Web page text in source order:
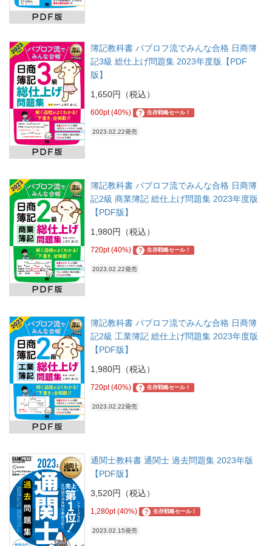
簿記教科書 パブロフ流でみんな合格 日商簿
記3級 総仕上げ問題集 2023年度版【PDF
版】
1,650円（税込）
600pt (40%) ? 生存戦略セール！
2023.02.22発売
簿記教科書 パブロフ流でみんな合格 日商簿
記2級 商業簿記 総仕上げ問題集 2023年度版
【PDF版】
1,980円（税込）
720pt (40%) ? 生存戦略セール！
2023.02.22発売
簿記教科書 パブロフ流でみんな合格 日商簿
記2級 工業簿記 総仕上げ問題集 2023年度版
【PDF版】
1,980円（税込）
720pt (40%) ? 生存戦略セール！
2023.02.22発売
通関士教科書 通関士 過去問題集 2023年版
【PDF版】
3,520円（税込）
1,280pt (40%) ? 生存戦略セール！
2023.02.15発売